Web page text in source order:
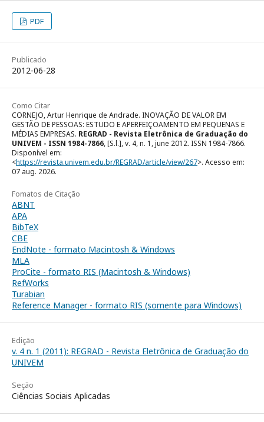
PDF
Publicado
2012-06-28
Como Citar
CORNEJO, Artur Henrique de Andrade. INOVAÇÃO DE VALOR EM
GESTÃO DE PESSOAS: ESTUDO E APERFEIÇOAMENTO EM PEQUENAS E
MÉDIAS EMPRESAS. REGRAD - Revista Eletrônica de Graduação do
UNIVEM - ISSN 1984-7866, [S.l.], v. 4, n. 1, june 2012. ISSN 1984-7866.
Disponível em:
<https://revista.univem.edu.br/REGRAD/article/view/267>. Acesso em:
07 aug. 2026.
Fomatos de Citação
ABNT
APA
BibTeX
CBE
EndNote - formato Macintosh & Windows
MLA
ProCite - formato RIS (Macintosh & Windows)
RefWorks
Turabian
Reference Manager - formato RIS (somente para Windows)
Edição
v. 4 n. 1 (2011): REGRAD - Revista Eletrônica de Graduação do
UNIVEM
Seção
Ciências Sociais Aplicadas